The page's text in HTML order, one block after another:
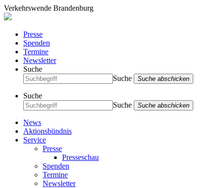
Verkehrswende Brandenburg
Presse
Spenden
Termine
Newsletter
Suche
Suche
Suche abschicken
Suche
Suche
Suche abschicken
News
Aktionsbündnis
Service
Presse
Presseschau
Spenden
Termine
Newsletter